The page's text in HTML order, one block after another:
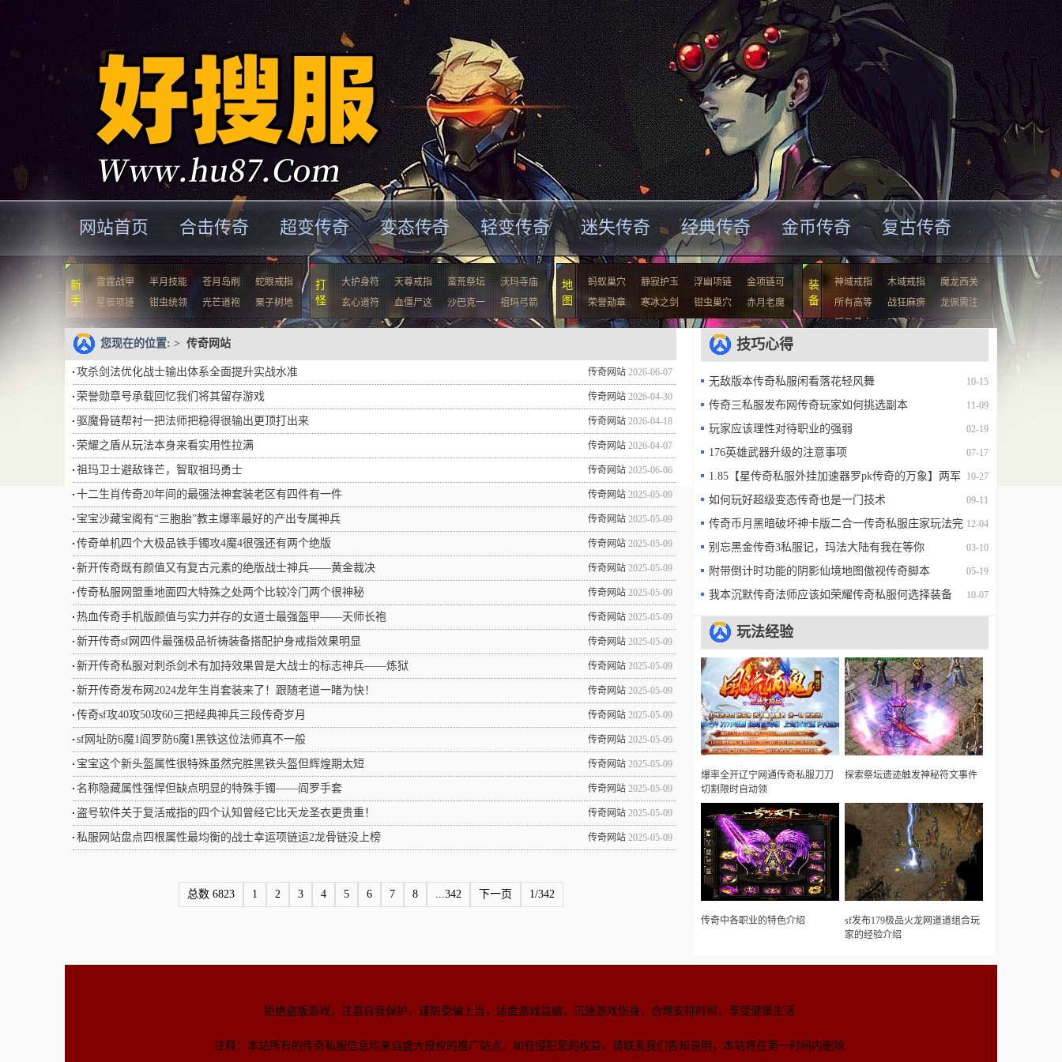
网站首页 合击传奇 超变传奇 变态传奇 轻变传奇 迷失传奇 经典传奇 金币传奇 复古传奇
新
手
雷霆战甲 半月技能 苍月岛刷
蛇眼戒指
星辰项链
钳虫统领 光芒道袍 栗子树地
打
怪
大护身符 天尊戒指 蛮荒祭坛
沃玛寺庙
玄心道符
血僵尸这 沙巴克一 祖玛弓箭
地
图
蚂蚁巢穴 静寂护玉 浮幽项链
金项链可
荣誉勋章
寒冰之剑 钳虫巢穴 赤月老魔
装
备
神域戒指 木域戒指
魔龙西关
所有高等
战狂麻痹
龙佩需注
驽马勇士
暗黑战士
您现在的位置: > 传奇网站
传奇网站 2026-06-07
攻杀剑法优化战士输出体系全面提升实战水准
传奇网站 2026-04-30
荣誉勋章号承载回忆我们将其留存游戏
传奇网站 2026-04-18
驱魔骨链帮衬一把法师把稳得很输出更顶打出来
传奇网站 2026-04-07
荣耀之盾从玩法本身来看实用性拉满
传奇网站 2025-06-06
祖玛卫士避敌锋芒，智取祖玛勇士
传奇网站 2025-05-09
十二生肖传奇20年间的最强法神套装老区有四件有一件
传奇网站 2025-05-09
宝宝沙藏宝阁有“三胞胎”教主爆率最好的产出专属神兵
传奇网站 2025-05-09
传奇单机四个大极品铁手镯攻4魔4很强还有两个绝版
传奇网站 2025-05-09
新开传奇既有颜值又有复古元素的绝版战士神兵——黄金裁决
传奇网站 2025-05-09
传奇私服网盟重地面四大特殊之处两个比较冷门两个很神秘
传奇网站 2025-05-09
热血传奇手机版颜值与实力并存的女道士最强盔甲——天师长袍
传奇网站 2025-05-09
新开传奇sf网四件最强极品祈祷装备搭配护身戒指效果明显
传奇网站 2025-05-09
新开传奇私服对刺杀剑术有加持效果曾是大战士的标志神兵——炼狱
传奇网站 2025-05-09
新开传奇发布网2024龙年生肖套装来了！跟随老道一睹为快！
传奇网站 2025-05-09
传奇sf攻40攻50攻60三把经典神兵三段传奇岁月
传奇网站 2025-05-09
sf网址防6魔1阎罗防6魔1黑铁这位法师真不一般
传奇网站 2025-05-09
宝宝这个新头盔属性很特殊虽然完胜黑铁头盔但辉煌期太短
传奇网站 2025-05-09
名称隐藏属性强悍但缺点明显的特殊手镯——阎罗手套
传奇网站 2025-05-09
盗号软件关于复活戒指的四个认知曾经它比天龙圣衣更贵重！
传奇网站 2025-05-09
私服网站盘点四根属性最均衡的战士幸运项链运2龙骨链没上榜
总数 6823 1 2 3 4 5 6 7 8 ...342 下一页 1/342
技巧心得
10-15
无敌版本传奇私服闲看落花轻风舞
11-09
传奇三私服发布网传奇玩家如何挑选副本
02-19
玩家应该理性对待职业的强弱
07-17
176英雄武器升级的注意事项
10-27
1.85【星传奇私服外挂加速器罗pk传奇的万象】两军
亮剑，夺宝奇兵
09-11
如何玩好超级变态传奇也是一门技术
12-04
传奇币月黑暗破坏神卡版二合一传奇私服庄家玩法完
整传奇私服版本修改脚本
03-10
别忘黑金传奇3私服记，玛法大陆有我在等你
05-19
附带倒计时功能的阴影仙境地图傲视传奇脚本
10-07
我本沉默传奇法师应该如荣耀传奇私服何选择装备
玩法经验
爆率全开辽宁网通传奇私服刀刀
切割限时自动领
探索祭坛遗迹触发神秘符文事件
传奇中各职业的特色介绍
sf发布179极品火龙网道道组合玩
家的经验介绍
拒绝盗版游戏，注意自我保护，谨防受骗上当，适度游戏益脑，沉迷游戏伤身，合理安排时间，享受健康生活.
注释：本站所有的传奇私服信息均来自盛大授权的推广站点，如有侵犯您的权益，请联系我们告知说明，本站将在第一时间内删除.